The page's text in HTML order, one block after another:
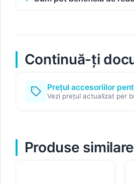
Continuă-ți
Prețul accesoriilor
Vezi prețul actualizat per
Produse similare